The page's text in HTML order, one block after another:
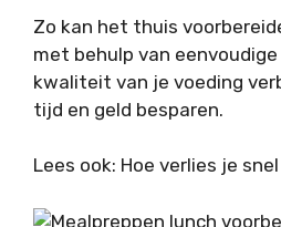
Zo kan het thuis
met behulp van
kwaliteit van je voeding
tijd en geld besparen.
Lees ook: Hoe verlies je